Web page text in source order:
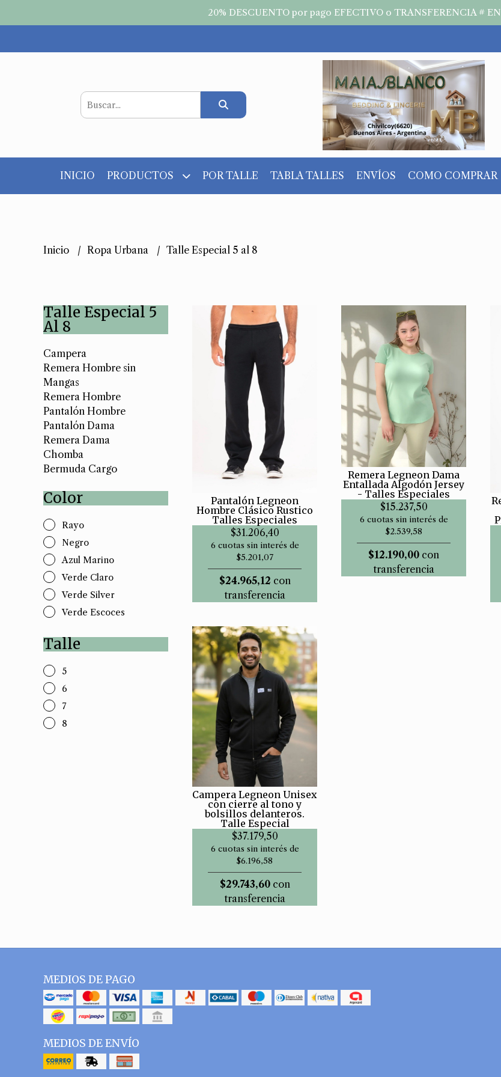
20% DESCUENTO por pago EFECTIVO o TRANSFERENCIA #
INICIO PRODUCTOS POR TALLE TABLA TALLES ENVÍOS COMO COMPRAR
Inicio Ropa Urbana Talle Especial 5 al 8
Talle Especial 5
Al 8
Campera
Remera Hombre sin
Mangas
Remera Hombre
Pantalón Hombre
Pantalón Dama
Remera Dama
Chomba
Bermuda Cargo
Color
Rayo
Negro
Azul Marino
Verde Claro
Verde Silver
Verde Escoces
Talle
5
6
7
8
Pantalón Legneon
Hombre Clásico Rustico
Talles Especiales
$31.206,40
6 cuotas sin interés de
$5.201,07
$24.965,12 con
transferencia
Remera Legneon Dama
Entallada Algodón Jersey
- Talles Especiales
$15.237,50
6 cuotas sin interés de
$2.539,58
$12.190,00 con
transferencia
Campera Legneon Unisex
con cierre al tono y
bolsillos delanteros.
Talle Especial
$37.179,50
6 cuotas sin interés de
$6.196,58
$29.743,60con
transferencia
MEDIOS DE PAGO
MEDIOS DE ENVÍO